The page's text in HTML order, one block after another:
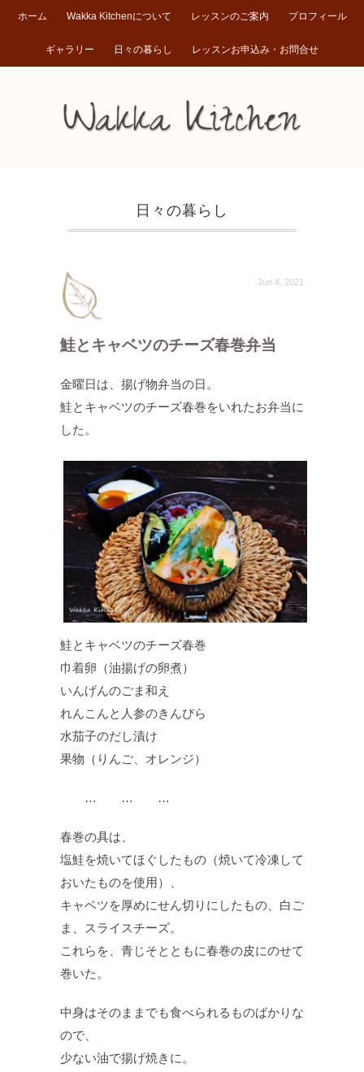
ホーム Wakka Kitchenについて レッスンのご案内 プロフィール
ギャラリー 日々の暮らし レッスンお申込み・お問合せ
日々の暮らし
Jun 4, 2021
鮭とキャベツのチーズ春巻弁当
金曜日は、揚げ物弁当の日。
鮭とキャベツのチーズ春巻をいれたお弁当に
した。
鮭とキャベツのチーズ春巻
巾着卵（油揚げの卵煮）
いんげんのごま和え
れんこんと人参のきんぴら
水茄子のだし漬け
果物（りんご、オレンジ）
… … …
春巻の具は、
塩鮭を焼いてほぐしたもの（焼いて冷凍して
おいたものを使用）、
キャベツを厚めにせん切りにしたもの、白ご
ま、スライスチーズ。
これらを、青じそとともに春巻の皮にのせて
巻いた。
中身はそのままでも食べられるものばかりな
ので、
少ない油で揚げ焼きに。